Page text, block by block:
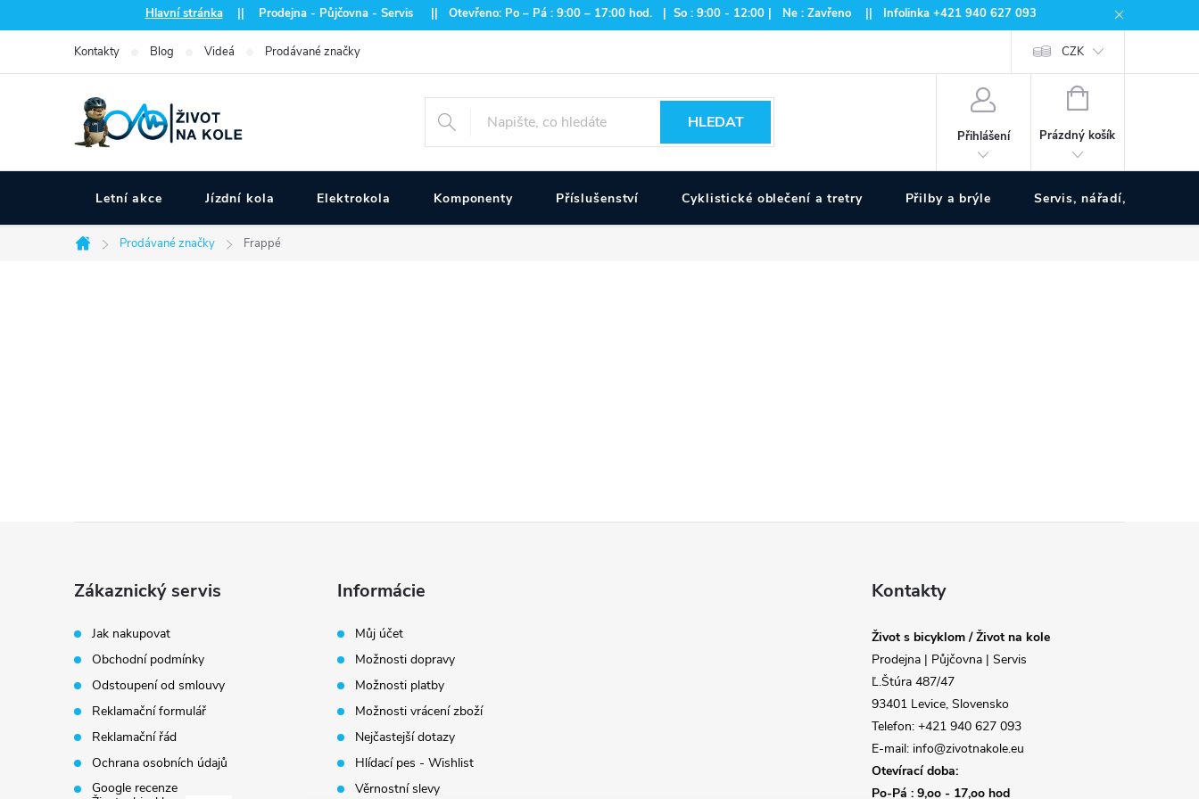
na
Hlavní stránka|| Prodejna - Půjčovna - Servis || Otevřeno: Po – Pá : 9:00 – 17:00 hod. | So : 9:00 - 12:00 | Ne : Zavřeno || Infolinka +421 940 627 093
Kontakty Blog Videá Prodávané značky CZK
HLEDAT
Přihlášení
NÁKUPNÍ
Prázdný košík
Letní akce Jízdní kola Elektrokola Komponenty Příslušenství Cyklistické oblečení a tretry Přilby a brýle Servis, nářadí, pumpy
Domů
Prodávané značky Frappé
Zákaznický servis
Jak nakupovat
Obchodní podmínky
Odstoupení od smlouvy
Reklamační formulář
Reklamační řád
Ochrana osobních údajů
Google recenze
Informácie
Můj účet
Možnosti dopravy
Možnosti platby
Možnosti vrácení zboží
Nejčastejší dotazy
Hlídací pes - Wishlist
Věrnostní slevy
Kontakty
Život s bicyklom / Život na kole
Prodejna | Půjčovna | Servis
Ľ.Štúra 487/47
93401 Levice, Slovensko
Telefon: +421 940 627 093
E-mail: info@zivotnakole.eu
Otevírací doba:
Po-Pá : 9,oo - 17,oo hod